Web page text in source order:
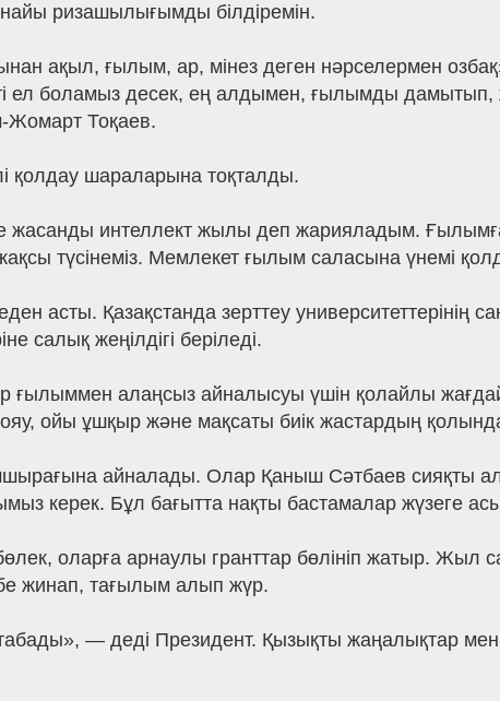
ризашылығымды білдіремін.
ақыл, ғылым, ар, мінез деген нәрселермен
ел боламыз десек, ең алдымен, ғылымды
Жомарт Тоқаев.
қолдау шараларына тоқталды.
интеллект жылы деп жарияладым. Ғылымға
түсінеміз. Мемлекет ғылым саласына үнемі
асты. Қазақстанда зерттеу университеттерінің
салық жеңілдігі беріледі.
алаңсыз айналысуы үшін қолайлы
ойы ұшқыр және мақсаты биік жастардың
айналады. Олар Қаныш Сәтбаев сияқты
керек. Бұл бағытта нақты бастамалар жүзеге
оларға арнаулы гранттар бөлініп жатыр. Жыл
жинап, тағылым алып жүр.
— деді Президент. Қызықты жаңалықтар